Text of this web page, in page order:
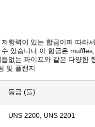
항력이 있는 합금이며 따라
있습니다.이 합금은
없는 파이프와 같은 다양한
및 플랜지
등급 (들)
UNS 2200, UNS 2201